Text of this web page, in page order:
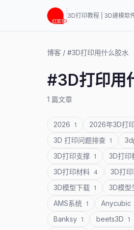
3D打印教程 | 3D建模软
博客 / #3D打印用什么胶水
#3D打印用
1 篇文章
2026 1 2026年3D打
3D 打印问题排查 1
3D打印支撑 1 3D打印
3D打印材料 4 3D打
3D模型下载 1 3D模型
AMS系统 1 Anycubic
Banksy 1 beets3D 1